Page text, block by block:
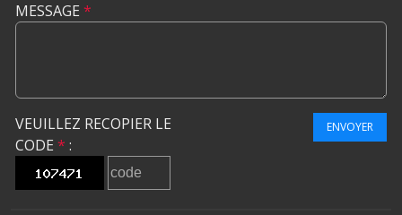
MESSAGE *
VEUILLEZ RECOPIER LE
CODE * :
ENVOYER